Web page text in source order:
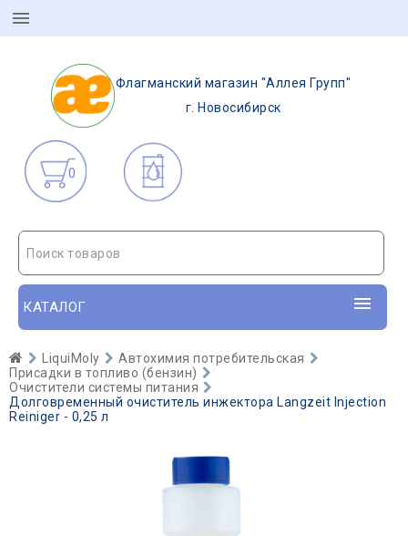
Флагманский магазин "Аллея Групп"
г. Новосибирск
0
Поиск товаров
КАТАЛОГ
LiquiMoly
Автохимия потребительская
Присадки в топливо (бензин)
Очистители системы питания
Долговременный очиститель инжектора Langzeit Injection
Reiniger - 0,25 л